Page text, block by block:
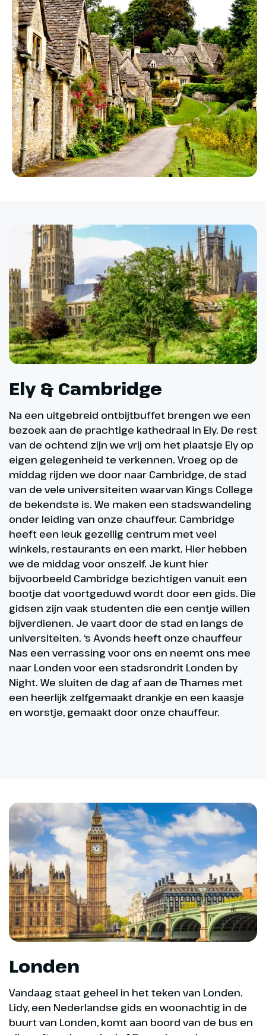
Ely & Cambridge
Na een uitgebreid ontbijtbuffet brengen we een
bezoek aan de prachtige kathedraal in Ely. De rest
van de ochtend zijn we vrij om het plaatsje Ely op
eigen gelegenheid te verkennen. Vroeg op de
middag rijden we door naar Cambridge, de stad
van de vele universiteiten waarvan Kings College
de bekendste is. We maken een stadswandeling
onder leiding van onze chauffeur. Cambridge
heeft een leuk gezellig centrum met veel
winkels, restaurants en een markt. Hier hebben
we de middag voor onszelf. Je kunt hier
bijvoorbeeld Cambridge bezichtigen vanuit een
bootje dat voortgeduwd wordt door een gids. Die
gidsen zijn vaak studenten die een centje willen
bijverdienen. Je vaart door de stad en langs de
universiteiten. ‘s Avonds heeft onze chauffeur
Nas een verrassing voor ons en neemt ons mee
naar Londen voor een stadsrondrit Londen by
Night. We sluiten de dag af aan de Thames met
een heerlijk zelfgemaakt drankje en een kaasje
en worstje, gemaakt door onze chauffeur.
Londen
Vandaag staat geheel in het teken van Londen.
Lidy, een Nederlandse gids en woonachtig in de
buurt van Londen, komt aan boord van de bus en